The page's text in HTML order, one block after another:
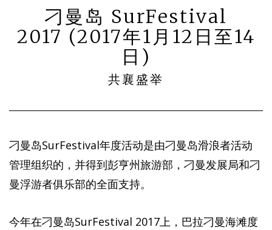
刁曼岛 SurFestival
2017 (2017年1月12日至14
日)
共襄盛举
刁曼岛SurFestival年度活动是由刁曼岛滑浪者活动
管理组织的，并得到彭亨州旅游部，刁曼发展局和刁
曼浮游者俱乐部的全面支持。
今年在刁曼岛SurFestival 2017上，巴拉刁曼海滩度